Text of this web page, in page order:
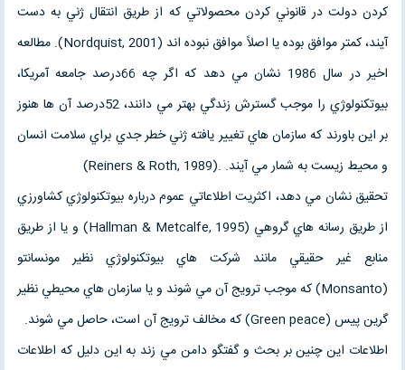
كردن دولت در قانوني كردن محصولاتي كه از طريق انتقال ژني به دست
آيند، كمتر موافق بوده يا اصلاً موافق نبوده اند (Nordquist, 2001). مطالعه
اخير در سال 1986 نشان مي دهد كه اگر چه 66درصد جامعه آمريكا،
بيوتكنولوژي را موجب گسترش زندگي بهتر مي دانند، 52درصد آن ها هنوز
بر اين باورند كه سازمان هاي تغيير يافته ژني خطر جدي براي سلامت انسان
و محيط زيست به شمار مي آيند. .(Reiners & Roth, 1989)
تحقيق نشان مي دهد، اكثريت اطلاعاتي عموم درباره بيوتكنولوژي كشاورزي
از طريق رسانه هاي گروهي (Hallman & Metcalfe, 1995) و يا از طريق
منابع غير حقيقي مانند شركت هاي بيوتكنولوژي نظير مونسانتو
(Monsanto) كه موجب ترويج آن مي شوند و يا سازمان هاي محيطي نظير
گرين پيس (Green peace) كه مخالف ترويج آن است، حاصل مي شوند.
اطلاعات اين چنين بر بحث و گفتگو دامن مي زند به اين دليل كه اطلاعات